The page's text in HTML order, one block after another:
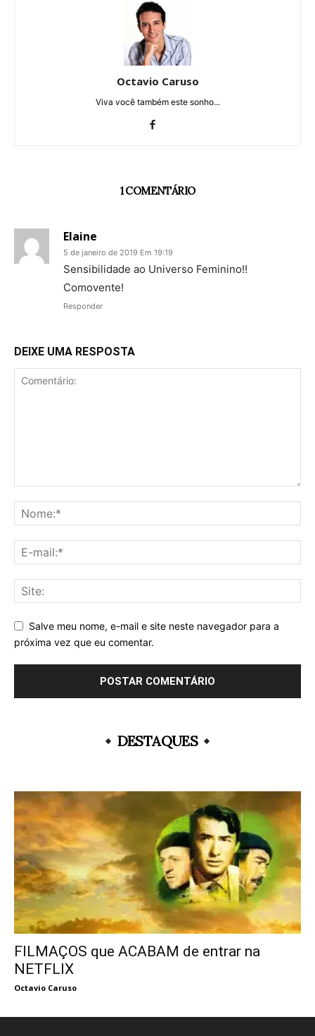
Octavio Caruso
Viva você também este sonho...
1 COMENTÁRIO
Elaine
5 de janeiro de 2019 Em 19:19
Sensibilidade ao Universo Feminino!!
Comovente!
Responder
DEIXE UMA RESPOSTA
Salve meu nome, e-mail e site neste navegador para a
próxima vez que eu comentar.
DESTAQUES
FILMAÇOS que ACABAM de entrar na
NETFLIX
Octavio Caruso